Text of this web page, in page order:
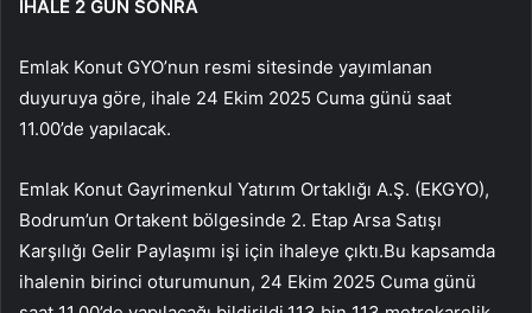
İHALE 2 GÜN SONRA
Emlak Konut GYO’nun resmi sitesinde yayımlanan
duyuruya göre, ihale 24 Ekim 2025 Cuma günü saat
11.00’de yapılacak.
Emlak Konut Gayrimenkul Yatırım Ortaklığı A.Ş. (EKGYO),
Bodrum’un Ortakent bölgesinde 2. Etap Arsa Satışı
Karşılığı Gelir Paylaşımı işi için ihaleye çıktı.Bu kapsamda
ihalenin birinci oturumunun, 24 Ekim 2025 Cuma günü